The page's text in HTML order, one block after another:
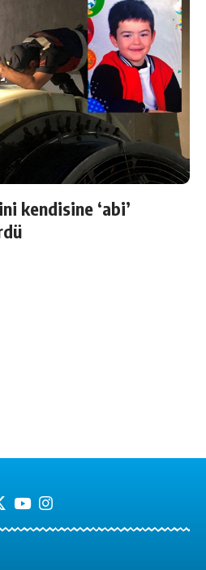
kendisine ‘abi’